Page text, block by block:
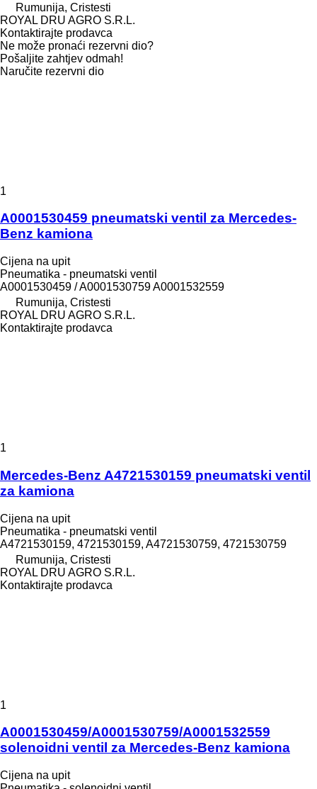
Rumunija, Cristesti
ROYAL DRU AGRO S.R.L.
Kontaktirajte prodavca
Ne može pronaći rezervni dio?
Pošaljite zahtjev odmah!
Naručite rezervni dio
1
A0001530459 pneumatski ventil za Mercedes-
Benz kamiona
Cijena na upit
Pneumatika - pneumatski ventil
A0001530459 / A0001530759 A0001532559
Rumunija, Cristesti
ROYAL DRU AGRO S.R.L.
Kontaktirajte prodavca
1
Mercedes-Benz A4721530159 pneumatski ventil
za kamiona
Cijena na upit
Pneumatika - pneumatski ventil
A4721530159, 4721530159, A4721530759, 4721530759
Rumunija, Cristesti
ROYAL DRU AGRO S.R.L.
Kontaktirajte prodavca
1
A0001530459/A0001530759/A0001532559
solenoidni ventil za Mercedes-Benz kamiona
Cijena na upit